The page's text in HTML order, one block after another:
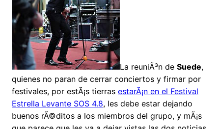
La reuniÃ³n de Suede,
quienes no paran de cerrar conciertos y firmar por
festivales, por estÃ¡s tierras estarÃ¡n en el Festival
Estrella Levante SOS 4.8, les debe estar dejando
buenos rÃ©ditos a los miembros del grupo, y mÃ¡s